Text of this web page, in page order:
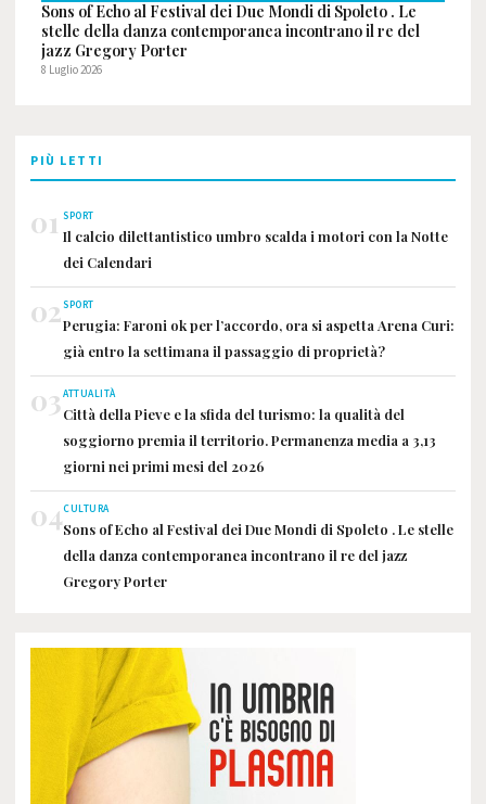
Sons of Echo al Festival dei Due Mondi di Spoleto . Le
stelle della danza contemporanea incontrano il re del
jazz Gregory Porter
8 Luglio 2026
PIÙ LETTI
01 SPORT
Il calcio dilettantistico umbro scalda i motori con la Notte
dei Calendari
02SPORT
Perugia: Faroni ok per l’accordo, ora si aspetta Arena Curi:
già entro la settimana il passaggio di proprietà?
03ATTUALITÀ
Città della Pieve e la sfida del turismo: la qualità del
soggiorno premia il territorio. Permanenza media a 3,13
giorni nei primi mesi del 2026
04CULTURA
Sons of Echo al Festival dei Due Mondi di Spoleto . Le stelle
della danza contemporanea incontrano il re del jazz
Gregory Porter